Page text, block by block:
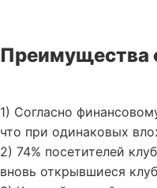
Преимущества
1) Согласно
что при одинаковых
2) 74% посетителей
вновь открывшиеся